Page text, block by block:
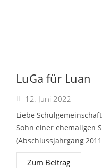
LuGa für Luan
12. Juni 2022
Liebe
Sohn einer ehemaligen
(Abschlussjahrgang
Zum Beitrag